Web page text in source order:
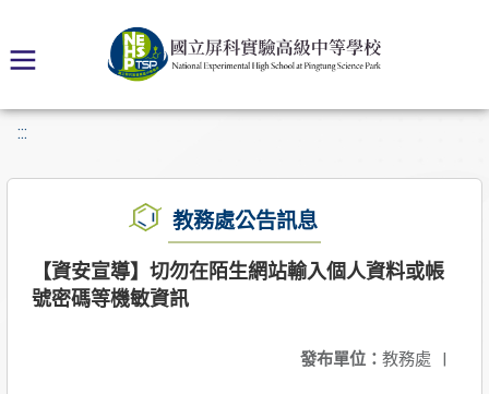
:::
教務處公告訊息
【資安宣導】切勿在陌生網站輸入個人資料或帳
號密碼等機敏資訊
發布單位： 教務處 |